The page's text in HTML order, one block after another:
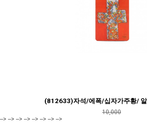
(812633)자석/에폭/십자가주황/
10,000
--> --> --> --> --> --> --> -->